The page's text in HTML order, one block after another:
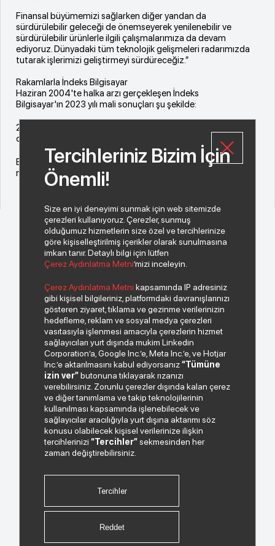
Finansal büyümemizi sağlarken diğer yandan da
sürdürülebilir geleceği de önemseyerek yenilenebilir ve
sürdürülebilir ürünlerle ilgili çalışmalarımıza da devam
ediyoruz. Dünyadaki tüm teknolojik gelişmeleri radarımızda
tutarak işlerimizi geliştirmeyi sürdüreceğiz.”
Rakamlarla İndeks Bilgisayar
Haziran 2004'te halka arzı gerçekleşen İndeks
Bilgisayar'ın 2023 yılı mali sonuçları şu şekilde:
2023 yılı sonuçlarına göre konsolide net satışı 49 milyar TL
olarak gerçekleşti.
Brüt kâr rakamı 3,3 milyar TL, konsolide net kâr ise 508
milyon TL olarak gerçekleşti.
Bizden haberiniz olsun.
Paylaştığım kişisel verilerimin işlenmesi hususunda
“Kişisel Verilerin Korunması Politikası”okudum ve
anladım.
"Ticari Elektronik İleti Onay Metni"
Bizi Takip Edin.
Tercihleriniz Bizim İçin
Önemli!
Size en iyi deneyimi sunmak için web sitemizde
çerezleri kullanıyoruz. Çerezler, sunmuş
olduğumuz hizmetlerin size özel ve tercihlerinize
göre kişiselleştirilmiş içerikler olarak sunulmasına
imkan tanır. Detaylı bilgi için lütfen
Çerez Aydınlatma Metni’mizi inceleyin.
Çerez Aydınlatma Metni kapsamında IP adresiniz
gibi kişisel bilgileriniz, platformdaki davranışlarınızı
gösteren ziyaret, tıklama ve gezinme verilerinizin
hedefleme, reklam ve sosyal medya çerezleri
vasıtasıyla işlenmesi amacıyla çerezlerin hizmet
sağlayıcıları yurt dışında mukim Linkedin
Corporation’a, Google Inc.’e, Meta Inc.’e, ve Hotjar
Inc.’e aktarılmasını kabul ediyorsanız“Tümüne
izin ver”butonuna tıklayarak rızanızı
verebilirsiniz. Zorunlu çerezler dışında kalan çerez
ve diğer tanımlama ve takip teknolojilerinin
kullanılması kapsamında işlenebilecek ve
sağlayıcılar aracılığıyla yurt dışına aktarımı söz
konusu olabilecek kişisel verilerinize ilişkin
tercihlerinizi“Tercihler”sekmesinden her
zaman değiştirebilirsiniz.
Tercihler
Reddet